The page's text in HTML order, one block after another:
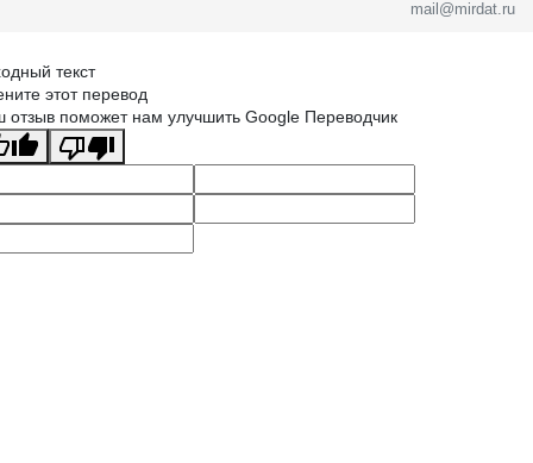
mail@mirdat.ru
текст
этот перевод
отзыв поможет нам улучшить Google Переводчик